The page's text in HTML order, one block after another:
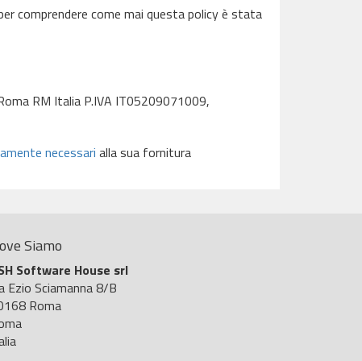
comprendere come mai questa policy è stata
RM Italia P.IVA IT05209071009,
necessari alla sua fornitura
Siamo
Software House srl
Ezio Sciamanna 8/B
Roma